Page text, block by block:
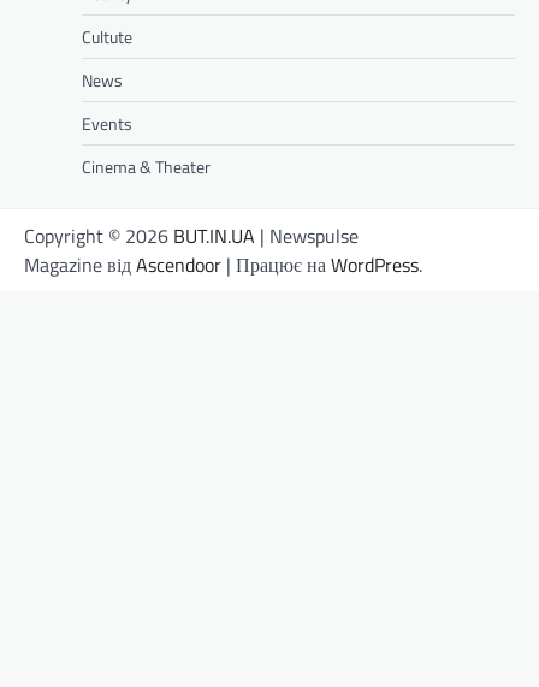
Cultute
News
Events
Cinema & Theater
Copyright © 2026 BUT.IN.UA | Newspulse
Magazine відAscendoor | Працює наWordPress.